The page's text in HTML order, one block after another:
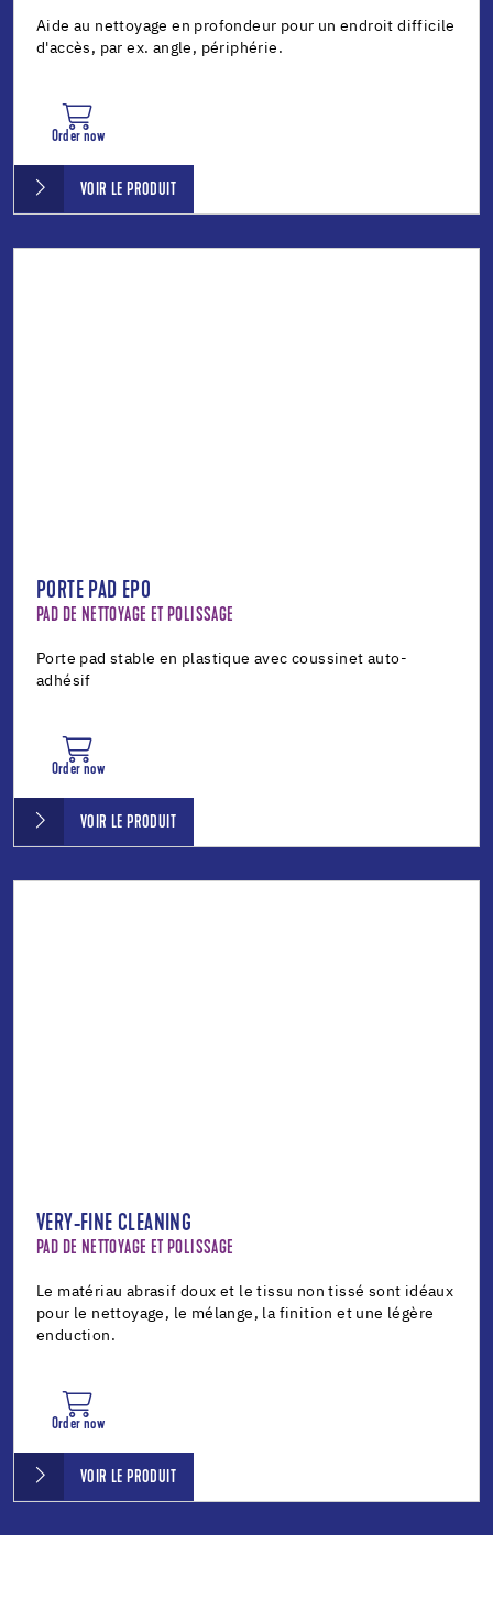
Aide au nettoyage en profondeur pour un endroit difficile
d'accès, par ex. angle, périphérie.
Order now
VOIR LE PRODUIT
PORTE PAD EPO
PAD DE NETTOYAGE ET POLISSAGE
Porte pad stable en plastique avec coussinet auto-
adhésif
Order now
VOIR LE PRODUIT
VERY-FINE CLEANING
PAD DE NETTOYAGE ET POLISSAGE
Le matériau abrasif doux et le tissu non tissé sont idéaux
pour le nettoyage, le mélange, la finition et une légère
enduction.
Order now
VOIR LE PRODUIT